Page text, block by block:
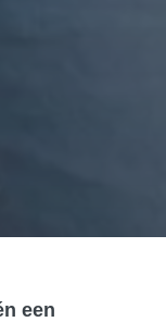
een